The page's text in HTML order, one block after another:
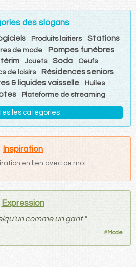
des slogans
Produits laitiers
Stations
de mode Pompes funèbres
Jouets Soda Oeufs
de loisirs Résidences seniors
& liquides vaisselle
Huiles
Plateforme de streaming
les catégories
Inspiration
en lien avec ce mot
Expression
comme un gant "
#Mode